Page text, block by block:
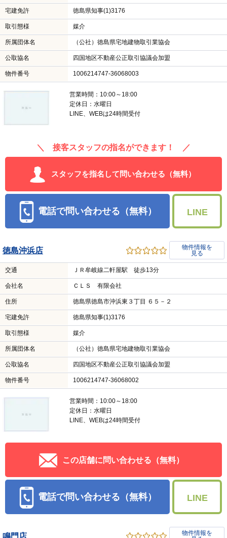
宅建免許 徳島県知事(1)3176
取引態様 媒介
所属団体名 （公社）徳島県宅地建物取引業協会
公取協名 四国地区不動産公正取引協議会加盟
物件番号 1006214747-36068003
営業時間：10:00～18:00
定休日：水曜日
LINE、WEBは24時間受付
＼ 接客スタッフの指名ができます！ ／
スタッフを指名して問い合わせる（無料）
電話で問い合わせる（無料） LINE
徳島沖浜店
物件情報を
見る
交通 ＪＲ牟岐線二軒屋駅 徒歩13分
会社名 ＣＬＳ 有限会社
住所 徳島県徳島市沖浜東３丁目 ６５－２
宅建免許 徳島県知事(1)3176
取引態様 媒介
所属団体名 （公社）徳島県宅地建物取引業協会
公取協名 四国地区不動産公正取引協議会加盟
物件番号 1006214747-36068002
営業時間：10:00～18:00
定休日：水曜日
LINE、WEBは24時間受付
この店舗に問い合わせる（無料）
電話で問い合わせる（無料） LINE
物件情報を